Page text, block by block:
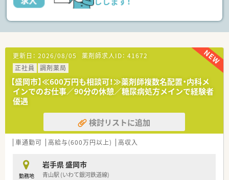
更新日： 2026/08/05 薬剤師求人ID： 41672
正社員
調剤薬局
【盛岡市】≪600万円も相談可！≫薬剤師複数名配置・内科メ
インでのお仕事／90分の休憩／糖尿病処方メインで経験者
優遇
検討リストに追加
車通勤可 高給与(600万円以上) 高収入
勤務地
岩手県 盛岡市
青山駅 (いわて銀河鉄道線)